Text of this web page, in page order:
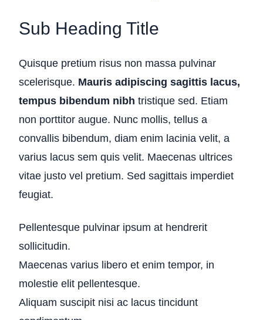
Sub Heading Title
Quisque pretium risus non massa pulvinar
scelerisque. Mauris adipiscing sagittis lacus,
tempus bibendum nibh tristique sed. Etiam
non porttitor augue. Nunc mollis, tellus a
convallis bibendum, diam enim lacinia velit, a
varius lacus sem quis velit. Maecenas ultrices
vitae justo vel pretium. Sed sagittais imperdiet
feugiat.
Pellentesque pulvinar ipsum at hendrerit
sollicitudin.
Maecenas varius libero et enim tempor, in
molestie elit pellentesque.
Aliquam suscipit nisi ac lacus tincidunt